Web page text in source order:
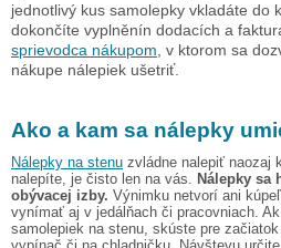
jednotlivý kus samolepky vkladáte do
dokončíte vyplněnín dodacích a
sprievodca nákupom , v ktorom sa
nákupe nálepiek ušetriť.
Ako a kam sa nálepky
Nálepky na stenu zvládne nalepiť naozaj
nalepíte, je čisto len na vás. Nálepky sa
obývacej izby. Výnimku netvorí ani
vynímať aj v jedálňach či pracovniach.
samolepiek na stenu, skúste pre